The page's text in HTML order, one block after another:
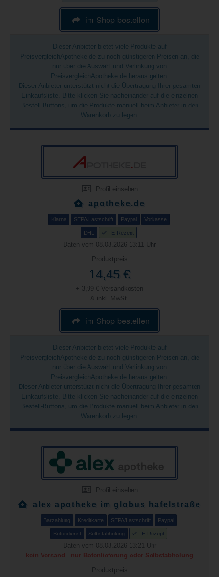
im Shop bestellen
Dieser Anbieter bietet viele Produkte auf
PreisvergleichApotheke.de zu noch günstigeren Preisen an, die
nur über die Auswahl und Verlinkung von
PreisvergleichApotheke.de heraus gelten.
Dieser Anbieter unterstützt nicht die Übertragung Ihrer gesamten
Einkaufsliste. Bitte klicken Sie nacheinander auf die einzelnen
Bestell-Buttons, um die Produkte manuell beim Anbieter in den
Warenkorb zu legen.
Profil einsehen
apotheke.de
Klarna SEPA/Lastschrift Paypal Vorkasse
DHL E-Rezept
Daten vom 08.08.2026 13:11 Uhr
Produktpreis
14,45 €
+ 3,99 € Versandkosten
& inkl. MwSt.
im Shop bestellen
Dieser Anbieter bietet viele Produkte auf
PreisvergleichApotheke.de zu noch günstigeren Preisen an, die
nur über die Auswahl und Verlinkung von
PreisvergleichApotheke.de heraus gelten.
Dieser Anbieter unterstützt nicht die Übertragung Ihrer gesamten
Einkaufsliste. Bitte klicken Sie nacheinander auf die einzelnen
Bestell-Buttons, um die Produkte manuell beim Anbieter in den
Warenkorb zu legen.
Profil einsehen
alex apotheke im globus hafelstraße
Barzahlung Kreditkarte SEPA/Lastschrift Paypal
Botendienst Selbstabholung E-Rezept
Daten vom 08.08.2026 13:21 Uhr
kein Versand - nur Botenlieferung oder Selbstabholung
Produktpreis